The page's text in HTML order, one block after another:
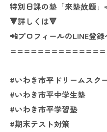
特別日課の塾「来塾放題」
🔻詳しくは🔻
📲プロフィールのLINE登録
#いわき市平ドリームスク
#いわき市平中学生塾
#いわき市平学習塾
#期末テスト対策